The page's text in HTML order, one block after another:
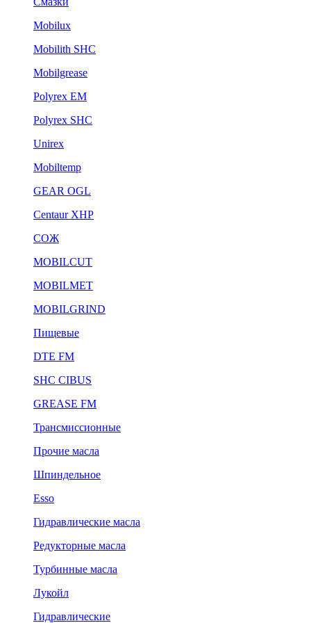
Mobilux
Mobilith SHC
Mobilgrease
Polyrex EM
Polyrex SHC
Unirex
Mobiltemp
GEAR OGL
Centaur XHP
СОЖ
MOBILCUT
MOBILMET
MOBILGRIND
Пищевые
DTE FM
SHC CIBUS
GREASE FM
Трансмиссионные
Прочие масла
Шпиндельное
Esso
Гидравлические масла
Редукторные масла
Турбинные масла
Лукойл
Гидравлические